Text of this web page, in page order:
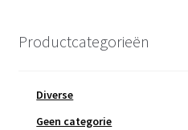
Productcategorieën
Diverse
Geen categorie